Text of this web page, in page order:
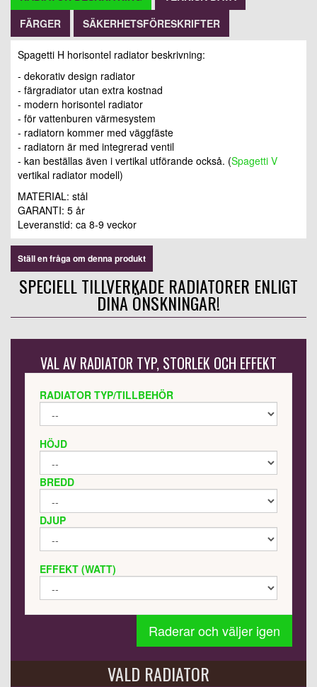
FÄRGER
SÄKERHETSFÖRESKRIFTER
Spagetti H horisontel radiator beskrivning:
- dekorativ design radiator
- färgradiator utan extra kostnad
- modern horisontel radiator
- för vattenburen värmesystem
- radiatorn kommer med väggfäste
- radiatorn är med integrerad ventil
- kan beställas även i vertikal utförande också. (Spagetti V
vertikal radiator modell)
MATERIAL: stål
GARANTI: 5 år
Leveranstid: ca 8-9 veckor
Ställ en fråga om denna produkt
SPECIELL TILLVERKADE RADIATORER ENLIGT
DINA ÖNSKNINGAR!
VAL AV RADIATOR TYP, STORLEK OCH EFFEKT
RADIATOR TYP/TILLBEHÖR
HÖJD
BREDD
DJUP
EFFEKT (WATT)
Raderar och väljer igen
VALD RADIATOR